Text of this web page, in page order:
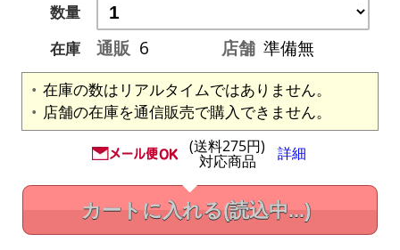
数量
在庫
通販 6 店舗 準備無
在庫の数はリアルタイムではありません。
店舗の在庫を通信販売で購入できません。
(送料275円)
対応商品 詳細
カートに入れる(読込中...)